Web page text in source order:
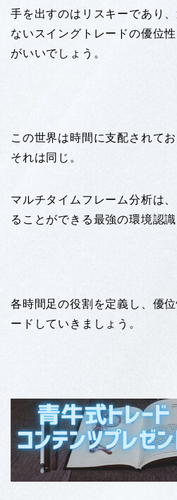
手を出すのはリスキーであり
ないスイングトレードの優位
がいいでしょう。
この世界は時間に支配されて
それは同じ。
マルチタイムフレーム分析は
ることができる最強の環境認識
各時間足の役割を定義し、優
ードしていきましょう。